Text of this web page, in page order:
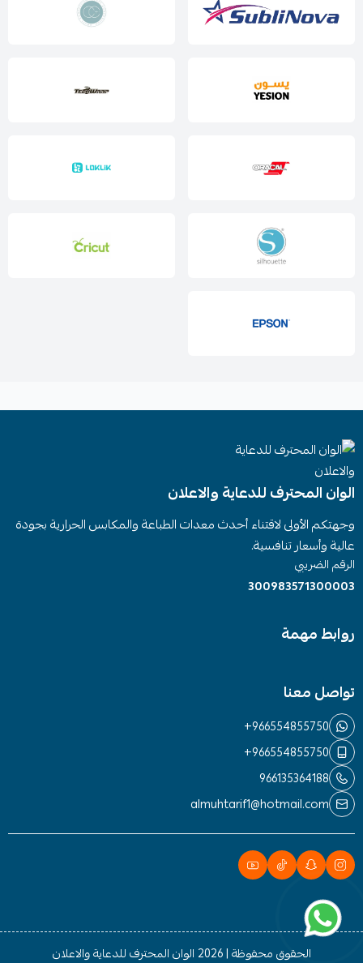
الوان المحترف للدعاية والاعلان
وجهتكم الأولى لاقتناء أحدث معدات الطباعة والمكابس الحرارية بجودة
عالية وأسعار تنافسية.
الرقم الضريبي
300983571300003
روابط مهمة
تواصل معنا
+966554855750
+966554855750
966135364188
almuhtarif1@hotmail.com
الحقوق محفوظة | 2026 الوان المحترف للدعاية والاعلان